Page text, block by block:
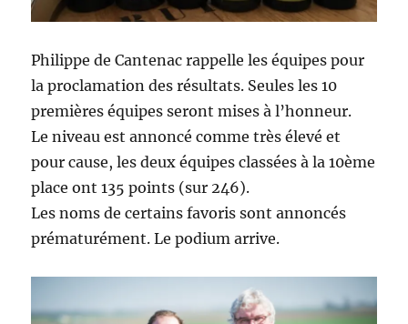
Philippe de Cantenac rappelle les équipes pour
la proclamation des résultats. Seules les 10
premières équipes seront mises à l’honneur.
Le niveau est annoncé comme très élevé et
pour cause, les deux équipes classées à la 10ème
place ont 135 points (sur 246).
Les noms de certains favoris sont annoncés
prématurément. Le podium arrive.